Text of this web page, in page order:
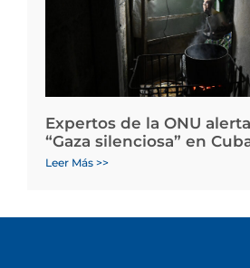
Expertos de la ONU
“Gaza silenciosa” en
Leer Más >>